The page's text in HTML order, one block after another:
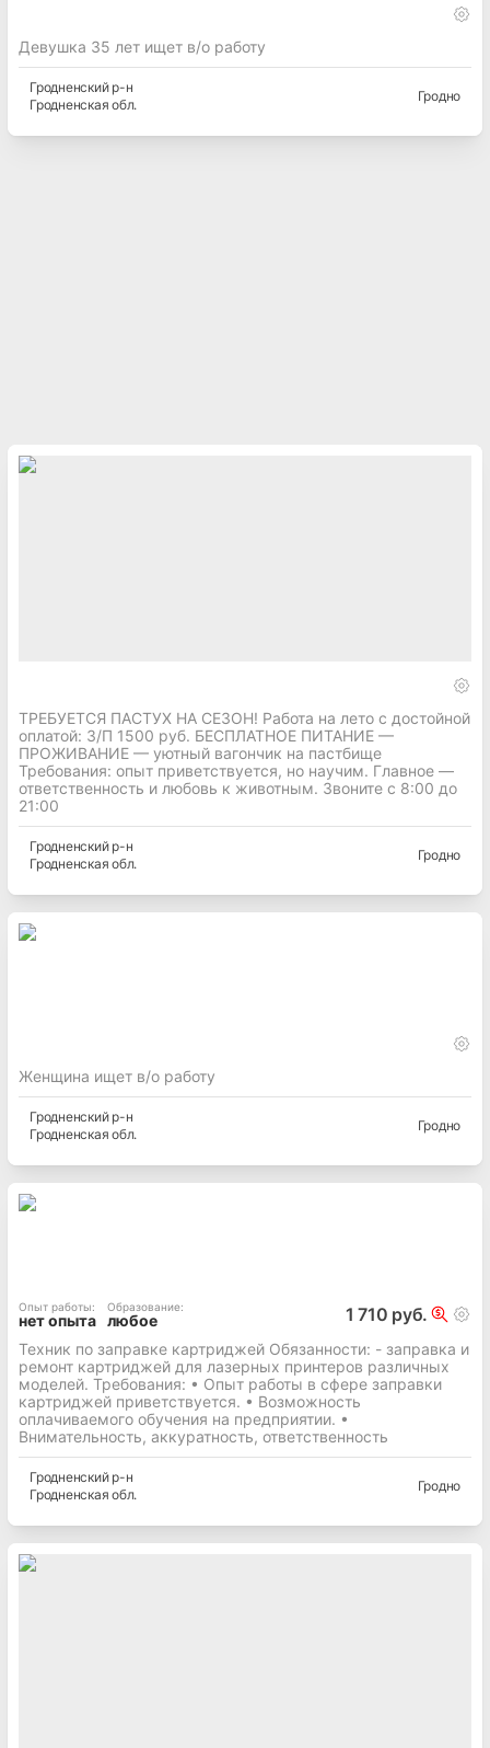
Девушка 35 лет ищет в/о работу
Гродненскийр-н
Гродненская обл.
Гродно
ТРЕБУЕТСЯ ПАСТУХ НА СЕЗОН! Работа на лето с достойной
оплатой: З/П 1500 руб. БЕСПЛАТНОЕ ПИТАНИЕ —
ПРОЖИВАНИЕ — уютный вагончик на пастбище
Требования: опыт приветствуется, но научим. Главное —
ответственность и любовь к животным. Звоните с 8:00 до
21:00
Гродненскийр-н
Гродненская обл.
Гродно
Женщина ищет в/о работу
Гродненскийр-н
Гродненская обл.
Гродно
Опыт работы:
нет опыта
Образование:
любое 1 710 руб.
Техник по заправке картриджей Обязанности: - заправка и
ремонт картриджей для лазерных принтеров различных
моделей. Требования: • Опыт работы в сфере заправки
картриджей приветствуется. • Возможность
оплачиваемого обучения на предприятии. •
Внимательность, аккуратность, ответственность
Гродненскийр-н
Гродненская обл.
Гродно